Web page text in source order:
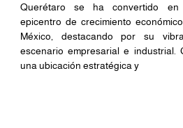
Querétaro se ha convertido
epicentro de crecimiento
México, destacando por su
escenario empresarial e industrial.
una ubicación estratégica y